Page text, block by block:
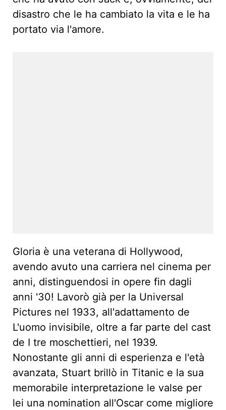
disastro che le ha cambiato la vita e le ha
portato via l'amore.
Gloria è una veterana di Hollywood,
avendo avuto una carriera nel cinema per
anni, distinguendosi in opere fin dagli
anni '30! Lavorò già per la Universal
Pictures nel 1933, all'adattamento de
L'uomo invisibile, oltre a far parte del cast
de I tre moschettieri, nel 1939.
Nonostante gli anni di esperienza e l'età
avanzata, Stuart brillò in Titanic e la sua
memorabile interpretazione le valse per
lei una nomination all'Oscar come migliore